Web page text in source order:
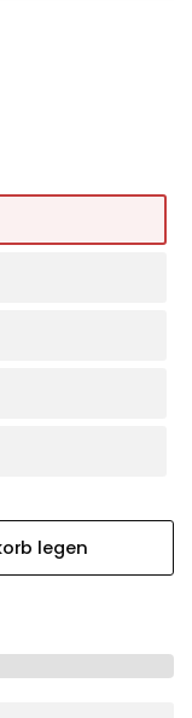
legen